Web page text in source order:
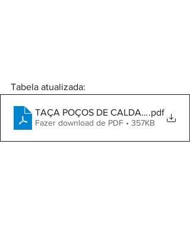
Tabela atualizada:
TAÇA POÇOS DE CALDAS DE FUT.
.pdf
Fazer download de PDF • 357KB